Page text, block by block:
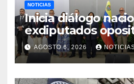
NOTICIAS
Inicia diálogo
exdiputados
AN de 2015
AGOSTO 6, 2026